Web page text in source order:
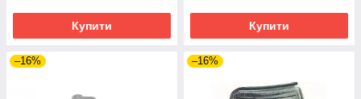
Купити Купити
–16% –16%